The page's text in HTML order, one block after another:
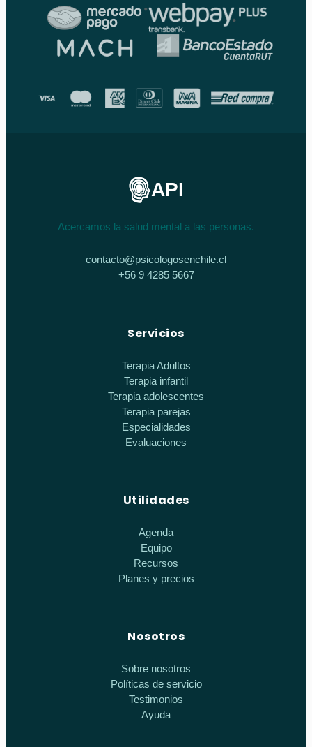
API
Acercamos la salud mental a las personas.
contacto@psicologosenchile.cl
+56 9 4285 5667
Servicios
Terapia Adultos
Terapia infantil
Terapia adolescentes
Terapia parejas
Especialidades
Evaluaciones
Utilidades
Agenda
Equipo
Recursos
Planes y precios
Nosotros
Sobre nosotros
Políticas de servicio
Testimonios
Ayuda